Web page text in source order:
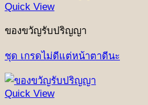
Quick View
ของขวัญรับปริญญา
ชุด เกรดไม่ดีแต่หน้าตาดีนะ
Quick View